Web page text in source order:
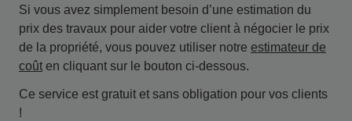
Si vous avez simplement besoin d’une estimation du
prix des travaux pour aider votre client à négocier le prix
de la propriété, vous pouvez utiliser notre estimateur de
coût en cliquant sur le bouton ci-dessous.
Ce service est gratuit et sans obligation pour vos clients
!